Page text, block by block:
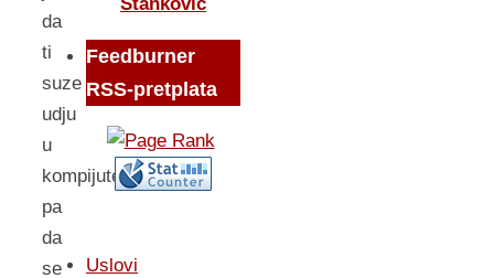
da
ti
suze
udju
u
kompijuter
pa
da
se
Feedburner
RSS-pretplata
Uslovi